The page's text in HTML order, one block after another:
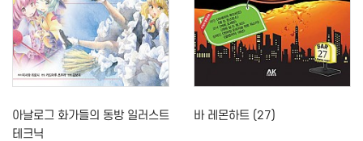
아날로그 화가들의 동방 일러스트
테크닉
바 레몬하트 (27)